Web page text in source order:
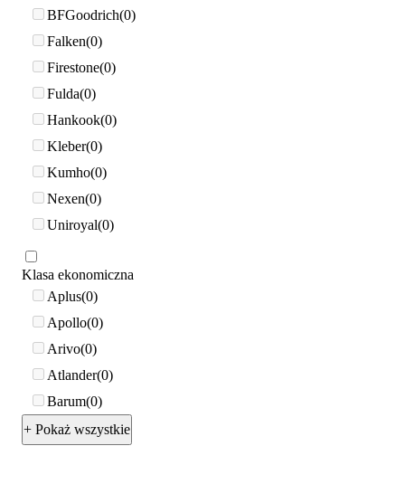
BFGoodrich 0
Falken 0
Firestone 0
Fulda 0
Hankook 0
Kleber 0
Kumho 0
Nexen 0
Uniroyal 0
Klasa ekonomiczna
Aplus 0
Apollo 0
Arivo 0
Atlander 0
Barum 0
+ Pokaż wszystkie